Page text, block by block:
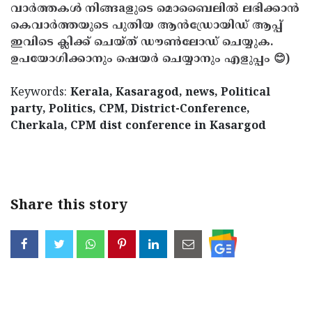
വാർത്തകൾ നിങ്ങaളുടെ മൊബൈലിൽ ലഭിക്കാൻ
കെവാർത്തയുടെ പുതിയ ആൻഡ്രോയിഡ് ആപ്പ്
ഇവിടെ ക്ലിക്ക് ചെയ്ത് ഡൗൺലോഡ് ചെയ്യുക.
ഉപയോഗിക്കാനും ഷെയർ ചെയ്യാനും എളുപ്പം 😊)
Keywords: Kerala, Kasaragod, news, Political
party, Politics, CPM, District-Conference,
Cherkala, CPM dist conference in Kasargod
Share this story